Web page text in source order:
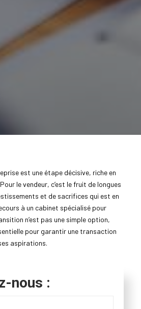
est une étape décisive, riche en
le vendeur, c’est le fruit de longues
et de sacrifices qui est en
à un cabinet spécialisé pour
n’est pas une simple option,
pour garantir une transaction
aspirations.
nous :